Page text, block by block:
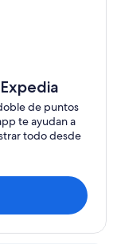
de puntos
te ayudan a
todo desde